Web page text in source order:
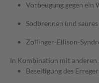
Vorbeugung gegen
Sodbrennen und
Zollinger-Ellison-
In Kombination mit
Beseitigung des